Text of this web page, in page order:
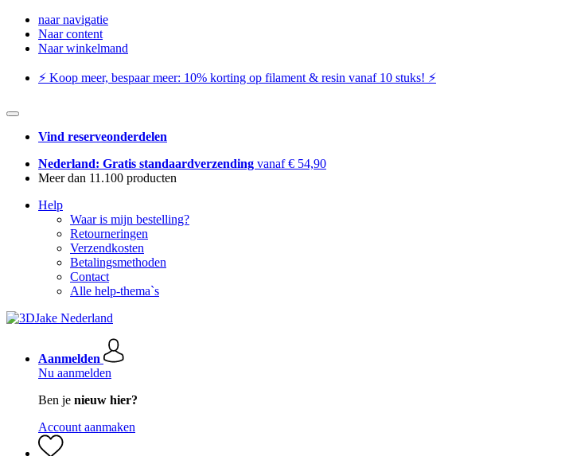
naar navigatie
Naar content
Naar winkelmand
⚡️ Koop meer, bespaar meer: ​​10% korting op filament & resin vanaf 10 stuks! ⚡️
Vind reserveonderdelen
Nederland: Gratis standaardverzending vanaf € 54,90
Meer dan 11.100 producten
Help
Waar is mijn bestelling?
Retourneringen
Verzendkosten
Betalingsmethoden
Contact
Alle help-thema`s
Aanmelden
Nu aanmelden
Ben je nieuw hier?
Account aanmaken